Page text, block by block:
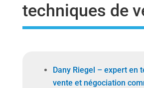
techniques de
Dany Riegel – expert en
vente et négociation